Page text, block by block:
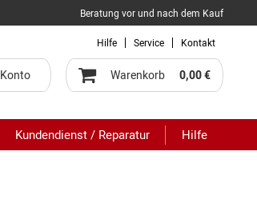
Beratung vor und nach dem Kauf
Warenkorb 0,00 €
Hilfe Service Kontakt
Kundendienst / Reparatur Hilfe